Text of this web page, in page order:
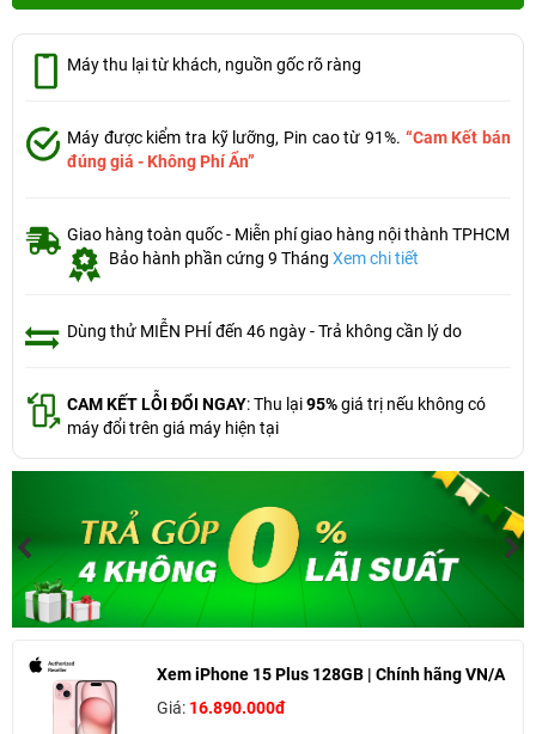
Máy thu lại từ khách, nguồn gốc rõ ràng
Máy được kiểm tra kỹ lưỡng, Pin cao từ 91%. “Cam Kết bán
đúng giá - Không Phí Ẩn”
Giao hàng toàn quốc - Miễn phí giao hàng nội thành TPHCM
Bảo hành phần cứng 9 Tháng Xem chi tiết
Dùng thử MIỄN PHÍ đến 46 ngày - Trả không cần lý do
CAM KẾT LỖI ĐỔI NGAY: Thu lại95%giá trị nếu không có
máy đổi trên giá máy hiện tại
Xem iPhone 15 Plus 128GB | Chính hãng VN/A
Giá: 16.890.000đ